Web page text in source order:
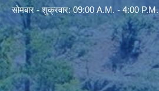
सोमबार - शुक्रवार: 09:00 A.M. - 4:00 P.M.